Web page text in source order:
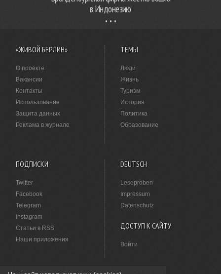
в Индонезию
«ЖИВОЙ БЕРЛИН»
О проекте
Вакансии
Контакты
Использование
Защита данных
Реклама в журнале
ТЕМЫ
Люди
Жизнь
Туризм
История
Политика
Образование
ПОДПИСКИ
Twitter
Facebook
Telegram
Instagram
Статьи в RSS
Наши приложения
DEUTSCH
Leseproben
Impressum
Datenschutz
ДОСТУП К САЙТУ
Войти